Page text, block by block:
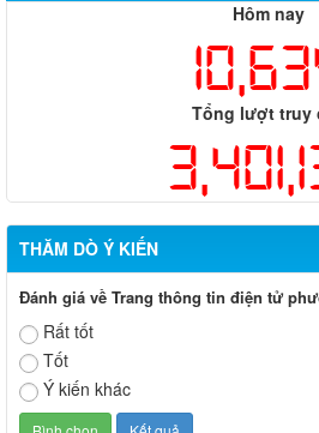
Hôm nay
Tổng lượt truy
THĂM DÒ Ý KIẾN
Đánh giá về Trang thông tin điện tử
Rất tốt
Tốt
Ý kiến khác